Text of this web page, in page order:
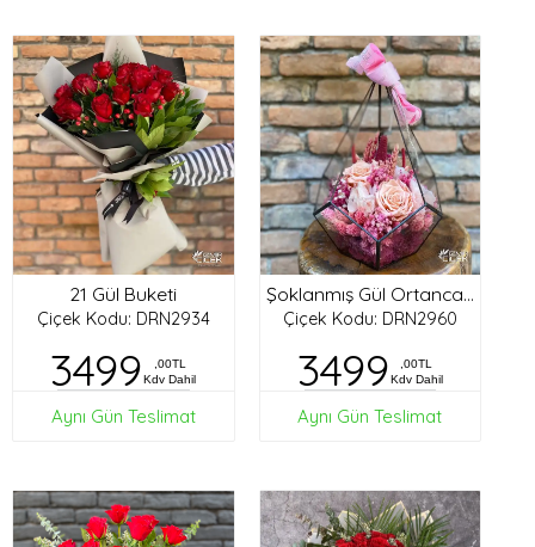
21 Gül Buketi
Çiçek Kodu: DRN2934
3499
,00TL
Kdv Dahil
Aynı Gün Teslimat
Şoklanmış Gül Ortanca Tasarım
Çiçek Kodu: DRN2960
3499
,00TL
Kdv Dahil
Aynı Gün Teslimat